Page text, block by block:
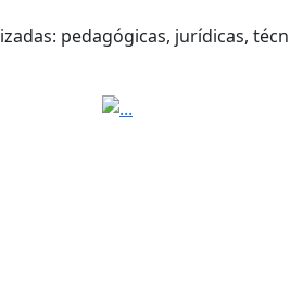
pedagógicas, jurídicas,